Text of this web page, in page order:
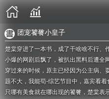
团宠饕餮小皇子
楚棠穿进了一本书，成了干啥啥不行、
小爆的网剧后飘了，被扒出黑料后遭全
穿过来的时候，原主已经因为公主病、
题不大，我能苟-综艺节目中，嘉宾看
只哪有美食就在哪出现的饕餮，楚棠表